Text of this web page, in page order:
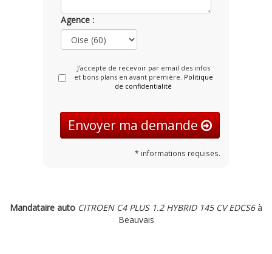
Agence :
J'accepte de recevoir par email des infos
et bons plans en avant première. Politique
de confidentialité
Envoyer ma demande
* informations requises.
Mandataire auto CITROEN C4 PLUS 1.2 HYBRID 145 CV EDCS6à
Beauvais